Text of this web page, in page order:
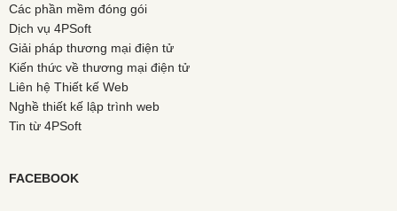
Các phần mềm đóng gói
Dịch vụ 4PSoft
Giải pháp thương mại điện tử
Kiến thức về thương mại điện tử
Liên hệ Thiết kế Web
Nghề thiết kế lập trình web
Tin từ 4PSoft
FACEBOOK